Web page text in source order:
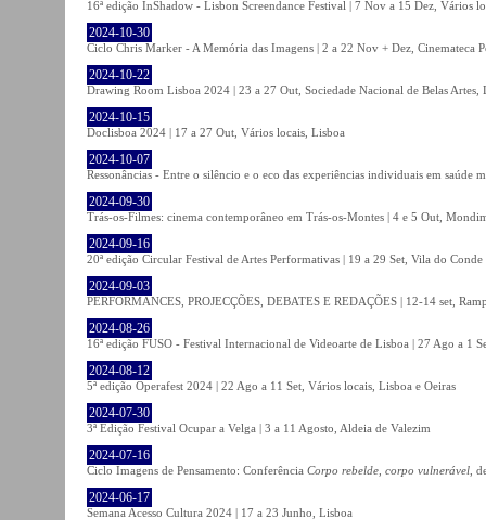
16ª edição InShadow - Lisbon Screendance Festival | 7 Nov a 15 Dez, Vários
2024-10-30
Ciclo Chris Marker - A Memória das Imagens | 2 a 22 Nov + Dez, Cinemateca
2024-10-22
Drawing Room Lisboa 2024 | 23 a 27 Out, Sociedade Nacional de Belas Artes,
2024-10-15
Doclisboa 2024 | 17 a 27 Out, Vários locais, Lisboa
2024-10-07
Ressonâncias - Entre o silêncio e o eco das experiências individuais em
2024-09-30
Trás-os-Filmes: cinema contemporâneo em Trás-os-Montes | 4 e 5 Out,
2024-09-16
20ª edição Circular Festival de Artes Performativas | 19 a 29 Set, Vila do Conde
2024-09-03
PERFORMANCES, PROJECÇÕES, DEBATES E REDAÇÕES | 12-14 set,
2024-08-26
16ª edição FUSO - Festival Internacional de Videoarte de Lisboa | 27 Ago a 1
2024-08-12
5ª edição Operafest 2024 | 22 Ago a 11 Set, Vários locais, Lisboa e Oeiras
2024-07-30
3ª Edição Festival Ocupar a Velga | 3 a 11 Agosto, Aldeia de Valezim
2024-07-16
Ciclo Imagens de Pensamento: Conferência Corpo rebelde, corpo vulnerável ,
2024-06-17
Semana Acesso Cultura 2024 | 17 a 23 Junho, Lisboa